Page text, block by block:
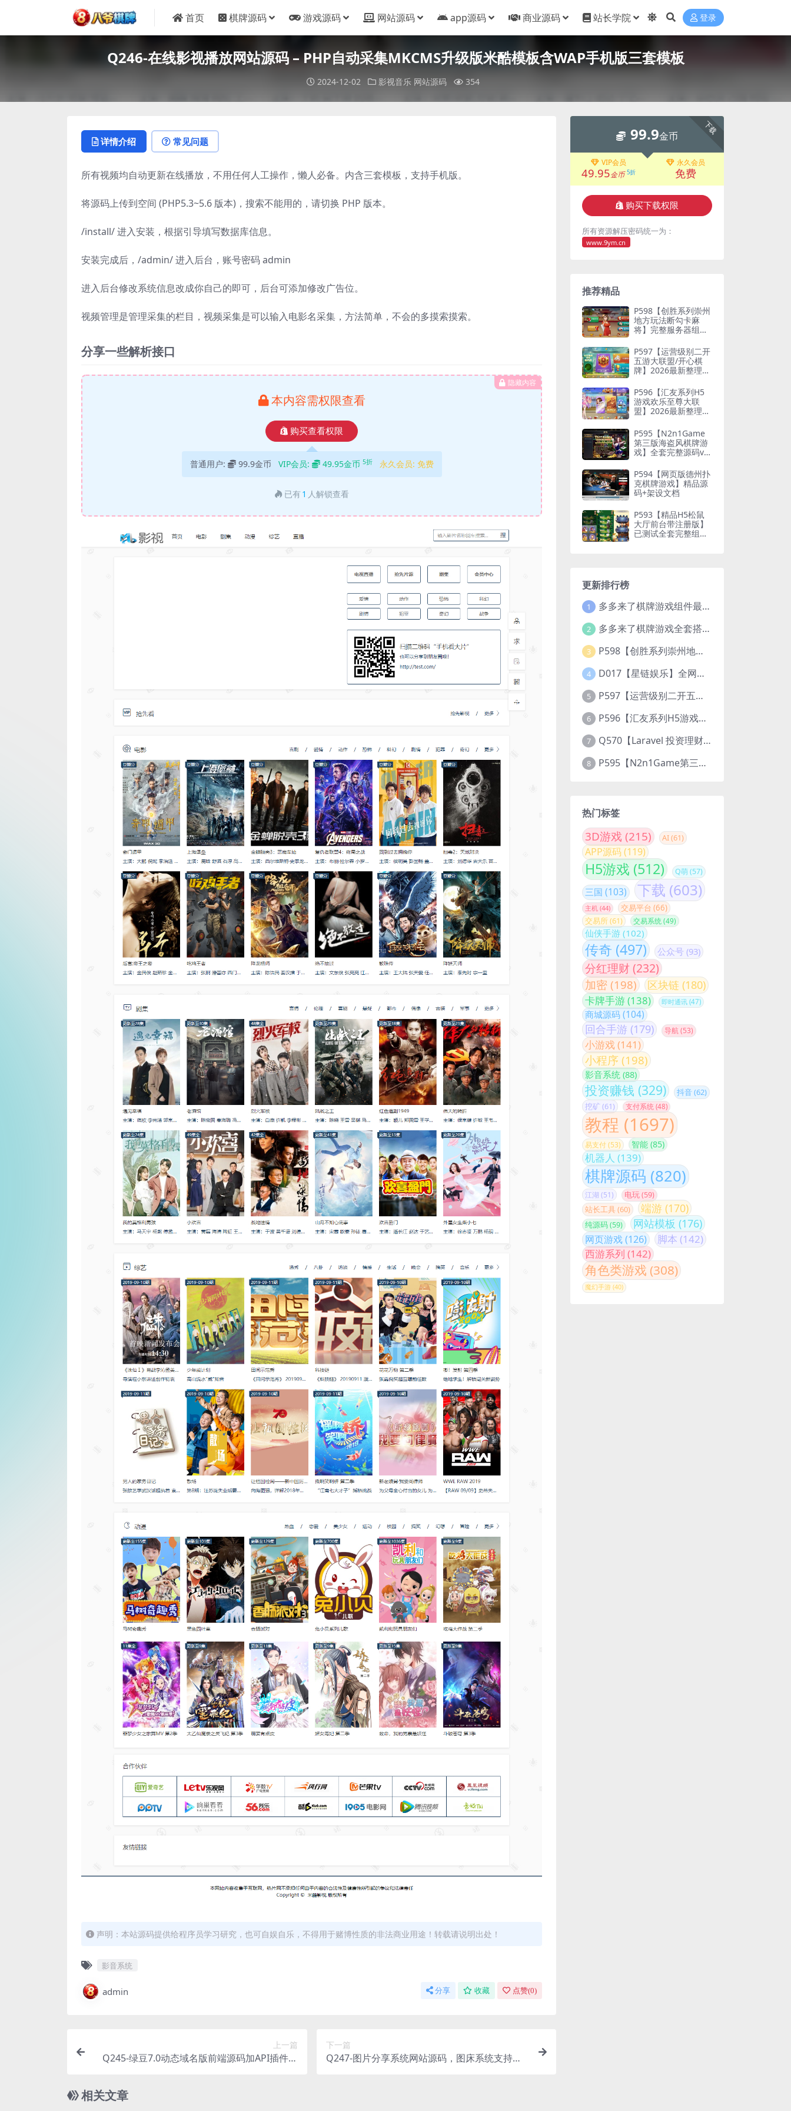
首页 棋牌源码 游戏源码 网站源码 app源码 商业源码 站长学院 登录
Q246-在线影视播放网站源码 – PHP自动采集MKCMS升级版米酷模板含WAP手机版三套模板
2024-12-02 影视音乐 网站源码 354
详情介绍 常见问题
所有视频均自动更新在线播放，不用任何人工操作，懒人必备。内含三套模板，支持手机版。
将源码上传到空间 (PHP5.3~5.6 版本)，搜索不能用的，请切换 PHP 版本。
/install/ 进入安装，根据引导填写数据库信息。
安装完成后，/admin/ 进入后台，账号密码 admin
进入后台修改系统信息改成你自己的即可，后台可添加修改广告位。
视频管理是管理采集的栏目，视频采集是可以输入电影名采集，方法简单，不会的多摸索摸索。
分享一些解析接口
隐藏内容
本内容需权限查看
购买查看权限
普通用户: 99.9金币 VIP会员: 49.95金币 5折 永久会员: 免费
已有 1 人解锁查看
声明：本站源码提供给程序员学习研究，也可自娱自乐，不得用于赌博性质的非法商业用途！转载请说明出处！
影音系统
admin 分享 收藏 点赞(0)
上一篇
Q245-绿豆7.0动态域名版前端源码加API插件免
下一篇
Q247-图片分享系统网站源码，图床系统支持单
相关文章
下载
99.9金币
VIP会员
49.95金币 5折
永久会员
免费
购买下载权限
所有资源解压密码统一为：
www.9ym.cn
推荐精品
P598【创胜系列崇州
地方玩法断勾卡麻
将】完整服务器组件
用视频教程
P597【运营级别二开
五游大联盟/开心棋
牌】2026最新整理完
PP+完美AI机器人+超
详细视频教程
P596【汇友系列H5
游戏欢乐至尊大联
盟】2026最新整理Li
建教程
P595【N2n1Game
第三版海盗风棋牌游
戏】全套完整源码v8.
s、pc源码+布署文档
+视频教程
P594【网页版德州扑
克棋牌游戏】精品源
码+架设文档
P593【精品H5松鼠
大厅前台带注册版】
已测试全套完整组件
更新排行榜
1 多多来了棋牌游戏组件最新补丁文件
2 多多来了棋牌游戏全套搭建视频教程
3 P598【创胜系列崇州地方玩法断勾卡麻将】完整服务器组件+双端APP+授权机+通用视频教程
4 D017【星链娱乐】全网独家首推大型游戏综合盘/体育/PG/电竟/电玩大型综合体
5 P597【运营级别二开五游大联盟/开心棋牌】2026最新整理完整服务器组件+双端APP+完美AI机器人+超详细视频教程
6 P596【汇友系列H5游戏欢乐至尊大联盟】2026最新整理Linux系统最新组件+搭建教程
7 Q570【Laravel 投资理财系统源码】挖矿矿机 MLM分销 带后台
8 P595【N2n1Game第三版海盗风棋牌游戏】全套完整源码v8.0.0.1含android、ios、pc源码+布署文档+视频教程
热门标签
3D游戏 (215) AI(61)
APP源码(119)
H5游戏 (512) Q萌(57)
三国 (103) 下载 (603)
主机 (44) 交易平台 (66)
交易所(61) 交易系统 (49)
仙侠手游 (102)
传奇 (497) 公众号 (93)
分红理财 (232)
加密 (198) 区块链 (180)
卡牌手游(138) 即时通讯 (47)
商城源码(104)
回合手游 (179) 导航(53)
小游戏 (141)
小程序 (198)
影音系统 (88)
投资赚钱 (329) 抖音(62)
挖矿(61) 支付系统 (48)
教程 (1697)
易支付(53) 智能 (85)
机器人 (139)
棋牌源码 (820)
江湖 (51) 电玩(59)
站长工具(60) 端游 (170)
纯源码(59) 网站模板 (176)
网页游戏(126) 脚本 (142)
西游系列 (142)
角色类游戏 (308)
魔幻手游 (40)